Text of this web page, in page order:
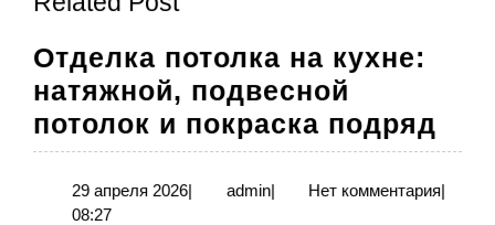
запись:
Отделка потолка на кухне:
натяжной, подвесной
потолок и покраска подряд
на
29 апреля 202629
| adminadmin
| Нет комментария|
08:27